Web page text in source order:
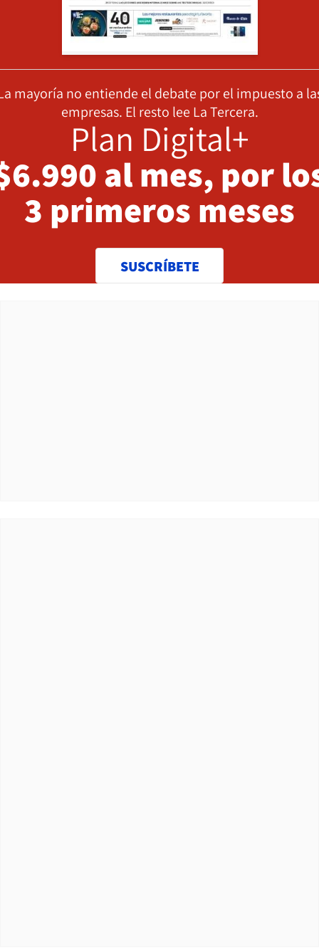
mayoría no entiende el debate por el impuesto a
empresas. El resto lee La Tercera.
Plan Digital+
al mes, por
3 primeros meses
SUSCRÍBETE